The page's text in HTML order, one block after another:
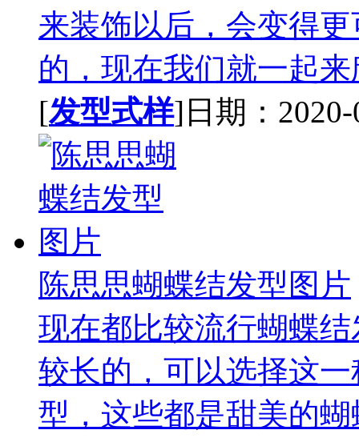
来装饰以后，会变得
的，现在我们就一起
[发型式样]日期：2020-
陈思思蝴蝶结发型图片
现在都比较流行蝴蝶
较长的，可以选择这
型，这些都是甜美的